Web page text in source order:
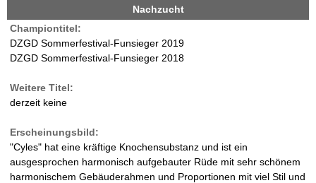
W
a
d
-
D
r
R
Nachzucht
Championtitel:
DZGD Sommerfestival-Funsieger 2019
DZGD Sommerfestival-Funsieger 2018
Weitere Titel:
derzeit keine
Erscheinungsbild:
"Cyles" hat eine kräftige Knochensubstanz und ist ein
ausgesprochen harmonisch aufgebauter Rüde mit sehr schönem
harmonischem Gebäuderahmen und Proportionen mit viel Stil und